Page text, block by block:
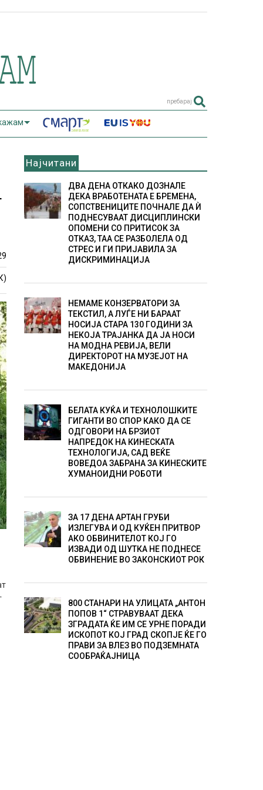
пребарај
Најчитани
ДВА ДЕНА ОТКАКО ДОЗНАЛЕ
ДЕКА ВРАБОТЕНАТА Е БРЕМЕНА,
СОПСТВЕНИЦИТЕ ПОЧНАЛЕ ДА Ѝ
ПОДНЕСУВААТ ДИСЦИПЛИНСКИ
ОПОМЕНИ СО ПРИТИСОК ЗА
ОТКАЗ, ТАА СЕ РАЗБОЛЕЛА ОД
СТРЕС И ГИ ПРИЈАВИЛА ЗА
ДИСКРИМИНАЦИЈА
НЕМАМЕ КОНЗЕРВАТОРИ ЗА
ТЕКСТИЛ, А ЛУЃЕ НИ БАРААТ
НОСИЈА СТАРА 130 ГОДИНИ ЗА
НЕКОЈА ТРАЈАНКА ДА ЈА НОСИ
НА МОДНА РЕВИЈА, ВЕЛИ
ДИРЕКТОРОТ НА МУЗЕЈОТ НА
МАКЕДОНИЈА
БЕЛАТА КУЌА И ТЕХНОЛОШКИТЕ
ГИГАНТИ ВО СПОР КАКО ДА СЕ
ОДГОВОРИ НА БРЗИОТ
НАПРЕДОК НА КИНЕСКАТА
ТЕХНОЛОГИЈА, САД ВЕЌЕ
ВОВЕДОА ЗАБРАНА ЗА КИНЕСКИТЕ
ХУМАНОИДНИ РОБОТИ
ЗА 17 ДЕНА АРТАН ГРУБИ
ИЗЛЕГУВА И ОД КУЌЕН ПРИТВОР
АКО ОБВИНИТЕЛОТ КОЈ ГО
ИЗВАДИ ОД ШУТКА НЕ ПОДНЕСЕ
ОБВИНЕНИЕ ВО ЗАКОНСКИОТ РОК
800 СТАНАРИ НА УЛИЦАТА „АНТОН
ПОПОВ 1“ СТРАВУВААТ ДЕКА
ЗГРАДАТА ЌЕ ИМ СЕ УРНЕ ПОРАДИ
ИСКОПОТ КОЈ ГРАД СКОПЈЕ ЌЕ ГО
ПРАВИ ЗА ВЛЕЗ ВО ПОДЗЕМНАТА
СООБРАЌАЈНИЦА